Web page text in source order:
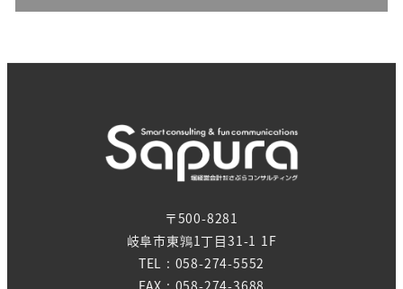
〒500-8281
岐阜市東鶉1丁目31-1 1F
TEL : 058-274-5552
FAX : 058-274-3688